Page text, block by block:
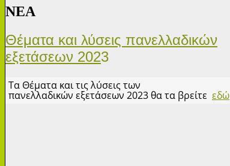
ΝΕA
Θέματα και λύσεις πανελλαδικών
εξετάσεων 2023
Τα Θέματα και τις λύσεις των
πανελλαδικών εξετάσεων 2023 θα τα βρείτε εδώ